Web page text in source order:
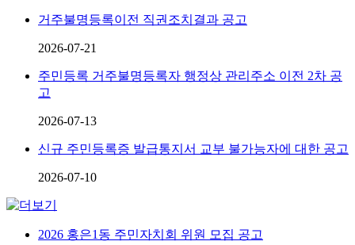
거주불명등록이전 직권조치결과 공고
2026-07-21
주민등록 거주불명등록자 행정상 관리주소 이전 2차 공
고
2026-07-13
신규 주민등록증 발급통지서 교부 불가능자에 대한 공고
2026-07-10
2026 홍은1동 주민자치회 위원 모집 공고